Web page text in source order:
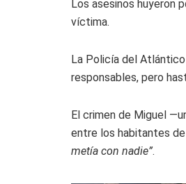
Los asesinos huyeron
víctima.
La Policía del
responsables, pero
El crimen de Miguel
entre los habitantes
metía con nadie”.